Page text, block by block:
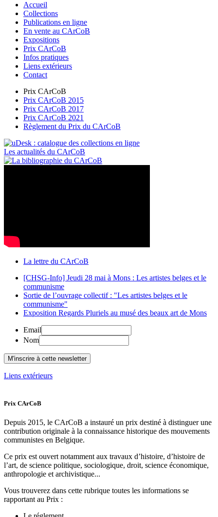
Accueil
Collections
Publications en ligne
En vente au CArCoB
Expositions
Prix CArCoB
Infos pratiques
Liens extérieurs
Contact
Prix CArCoB
Prix CArCoB 2015
Prix CArCoB 2017
Prix CArCoB 2021
Règlement du Prix du CArCoB
Les actualités du CArCoB
La lettre du CArCoB
[CHSG-Info] Jeudi 28 mai à Mons : Les artistes belges et le
communisme
Sortie de l’ouvrage collectif : "Les artistes belges et le
communisme"
Exposition Regards Pluriels au musé des beaux art de Mons
Email
Nom
Liens extérieurs
Prix CArCoB
Depuis 2015, le CArCoB a instauré un prix destiné à distinguer une
contribution originale à la connaissance historique des mouvements
communistes en Belgique.
Ce prix est ouvert notamment aux travaux d’histoire, d’histoire de
l’art, de science politique, sociologique, droit, science économique,
anthropologie et archivistique...
Vous trouverez dans cette rubrique toutes les informations se
rapportant au Prix :